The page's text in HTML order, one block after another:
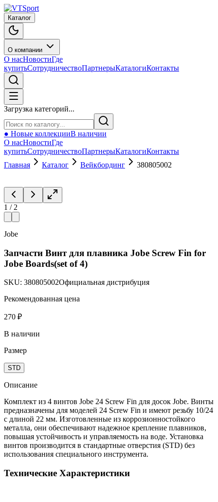
Каталог
О компании
О насНовостиГде
купитьСотрудничествоПартнерыКаталогиКонтакты
Загрузка категорий...
● Новые коллекцииВ наличии
О насНовостиГде
купитьСотрудничествоПартнерыКаталогиКонтакты
Главная
Каталог Вейкбординг 380805002
1 / 2
Jobe
Запчасти Винт для плавника Jobe Screw Fin for
Jobe Boards(set of 4)
SKU: 380805002Официальная дистрибуция
Рекомендованная цена
270 ₽
В наличии
Размер
STD
Описание
Комплект из 4 винтов Jobe 24 Screw Fin для досок Jobe. Винты
предназначены для моделей 24 Screw Fin и имеют резьбу 10/24
с длиной 22 мм. Изготовленные из коррозионностойкого
металла, они обеспечивают надежное крепление плавников,
повышая устойчивость и управляемость на воде. Установка
винтов производится в стандартные отверстия (STD) без
использования специального инструмента.
Технические Характеристики